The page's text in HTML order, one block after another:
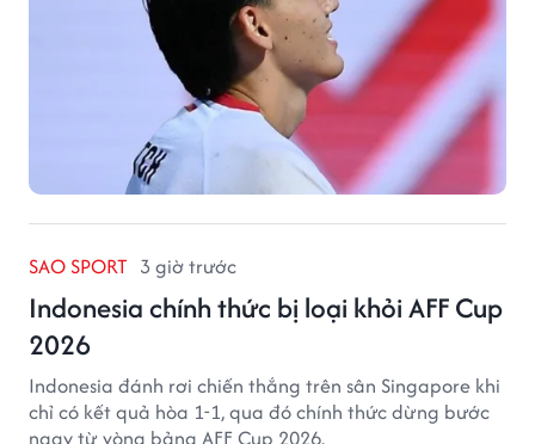
SAO SPORT 3 giờ trước
Indonesia chính thức bị loại khỏi AFF Cup
2026
Indonesia đánh rơi chiến thắng trên sân Singapore khi
chỉ có kết quả hòa 1-1, qua đó chính thức dừng bước
ngay từ vòng bảng AFF Cup 2026.